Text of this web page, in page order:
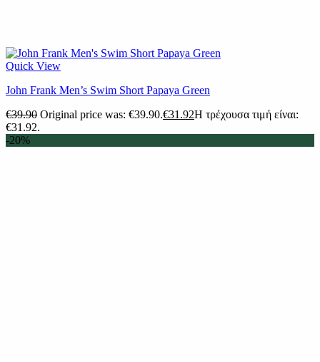
Quick View
John Frank Men’s Swim Short Papaya Green
€39.90 Original price was: €39.90.€31.92Η τρέχουσα τιμή είναι:
€31.92.
-20%